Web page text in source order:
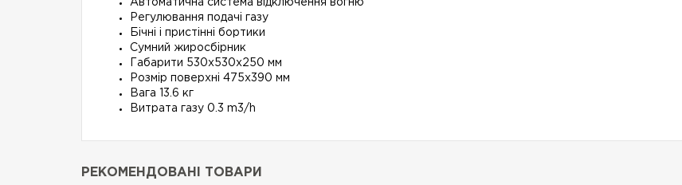
Автоматична система відключення вогню
Регулювання подачі газу
Бічні і пристінні бортики
Сумний жиросбірник
Габарити 530х530х250 мм
Розмір поверхні 475х390 мм
Вага 13.6 кг
Витрата газу 0.3 m3/h
РЕКОМЕНДОВАНІ ТОВАРИ